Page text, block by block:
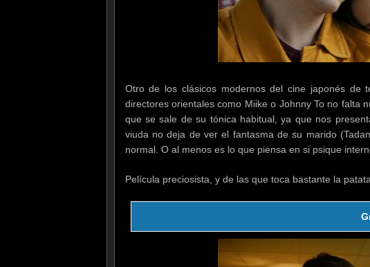
Otro de los clásicos modernos del cine japonés de
directores orientales como Miike o Johnny To no falta
que se sale de su tónica habitual, ya que nos
viuda no deja de ver el fantasma de su marido
normal. O al menos es lo que piensa en si psique
Película preciosista, y de las que toca bastante la patata.